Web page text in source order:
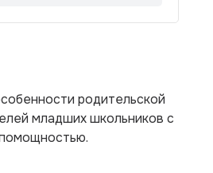
родительской
младших школьников с